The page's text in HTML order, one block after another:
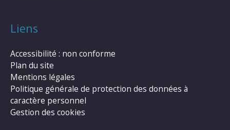
Liens
Accessibilité : non conforme
Plan du site
Mentions légales
Politique générale de protection des données à
caractère personnel
Gestion des cookies